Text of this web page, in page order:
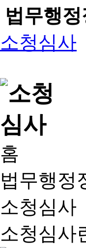
법무행
소청심사
홈
법무행정
소청심사
소청심사